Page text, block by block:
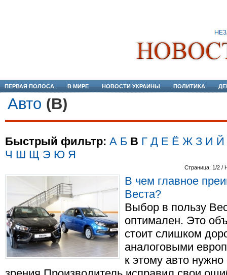
ПЕРВАЯ ПОЛОСА В МИРЕ НОВОСТИ УКРАИНЫ ПОЛИТИКА
Авто (В)
Быстрый фильтр: А Б В Г Д Е Ё Ж З И Й
Ч Ш Щ Э Ю Я
Страница: 1/2 /
В чем главное
Веста?
Выбор в пользу
оптимален. Это
стоит слишком
аналоговыми
к этому авто нужно